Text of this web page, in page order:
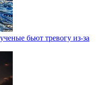
бьют тревогу из-за